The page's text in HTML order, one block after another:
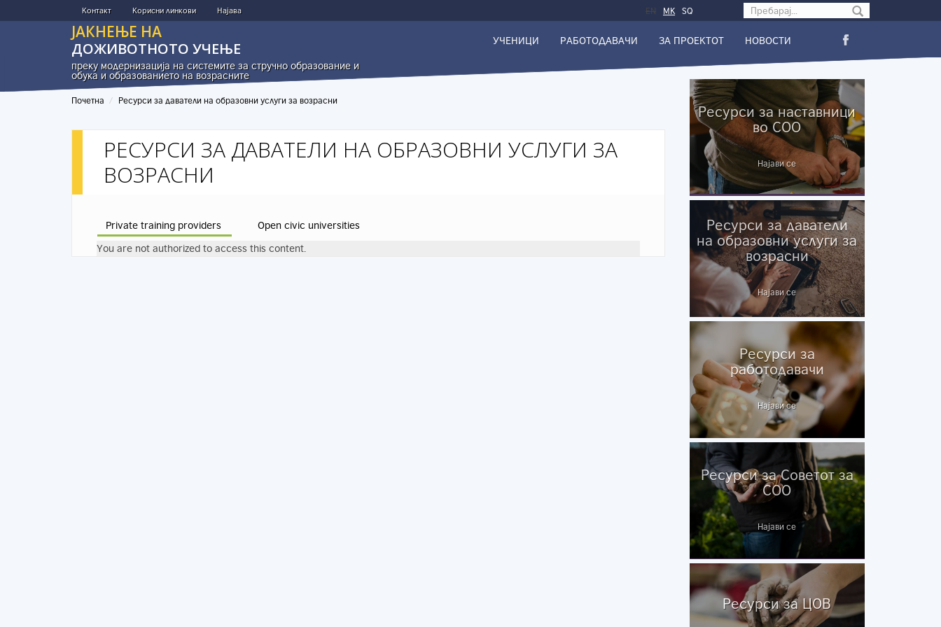
Skip to main contentКонтакт Корисни линкови Најава Search form
EN МК SQ
ЈАКНЕЊЕ НА
ДОЖИВОТНОТО УЧЕЊЕ УЧЕНИЦИ РАБОТОДАВАЧИ ЗА ПРОЕКТОТ НОВОСТИ
преку модернизација на системите за стручно образование и
обука и образованието на возрасните
Почетна Ресурси за даватели на образовни услуги за возрасни
РЕСУРСИ ЗА ДАВАТЕЛИ НА ОБРАЗОВНИ УСЛУГИ ЗА
ВОЗРАСНИ
Private training providers (active tab)Open civic universities
You are not authorized to access this content.
Ресурси за наставници
во СОО
Најави се
Ресурси за даватели
на образовни услуги за
возрасни
Најави се
Ресурси за
работодавачи
Најави се
Ресурси за Советот за
СОО
Најави се
Ресурси за ЦОВ